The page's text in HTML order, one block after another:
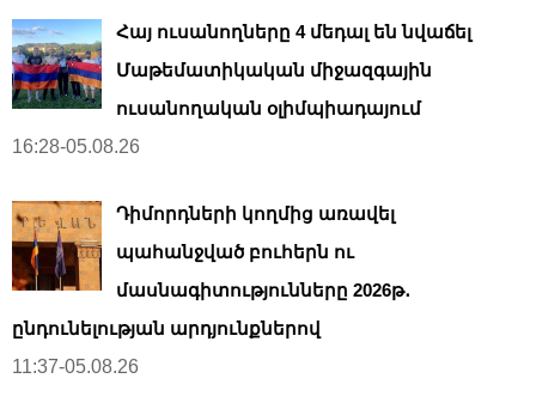
Հայ ուսանողները 4 մեդալ են նվաճել
Մաթեմատիկական միջազգային
ուսանողական օլիմպիադայում
16:28-05.08.26
Դիմորդների կողմից առավել
պահանջված բուհերն ու
մասնագիտությունները 2026թ․
ընդունելության արդյունքներով
11:37-05.08.26